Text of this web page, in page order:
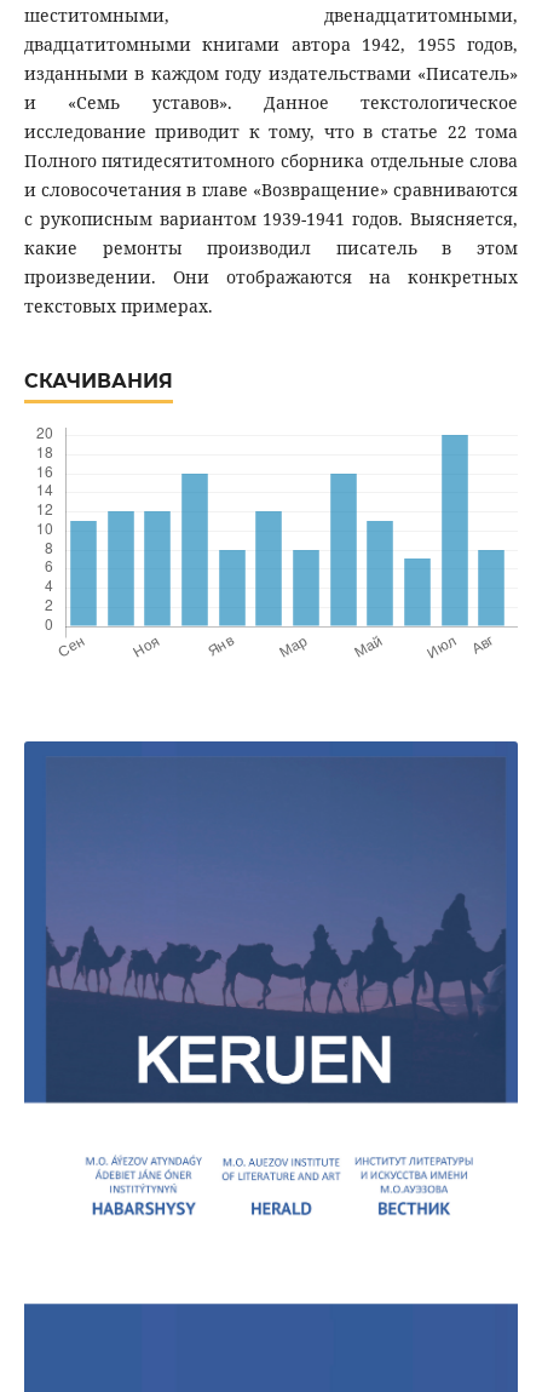
шеститомными, двенадцатитомными,
двадцатитомными книгами автора 1942, 1955 годов,
изданными в каждом году издательствами «Писатель»
и «Семь уставов». Данное текстологическое
исследование приводит к тому, что в статье 22 тома
Полного пятидесятитомного сборника отдельные слова
и словосочетания в главе «Возвращение» сравниваются
с рукописным вариантом 1939-1941 годов. Выясняется,
какие ремонты производил писатель в этом
произведении. Они отображаются на конкретных
текстовых примерах.
СКАЧИВАНИЯ